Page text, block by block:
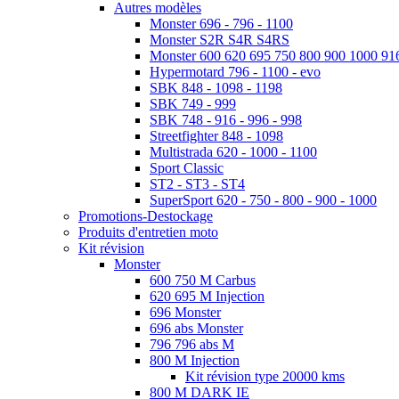
Autres modèles
Monster 696 - 796 - 1100
Monster S2R S4R S4RS
Monster 600 620 695 750 800 900 1000
Hypermotard 796 - 1100 - evo
SBK 848 - 1098 - 1198
SBK 749 - 999
SBK 748 - 916 - 996 - 998
Streetfighter 848 - 1098
Multistrada 620 - 1000 - 1100
Sport Classic
ST2 - ST3 - ST4
SuperSport 620 - 750 - 800 - 900 - 1000
Promotions-Destockage
Produits d'entretien moto
Kit révision
Monster
600 750 M Carbus
620 695 M Injection
696 Monster
696 abs Monster
796 796 abs M
800 M Injection
Kit révision type 20000 kms
800 M DARK IE